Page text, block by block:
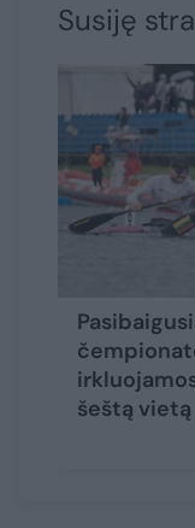
Susiję
šeštą vietą